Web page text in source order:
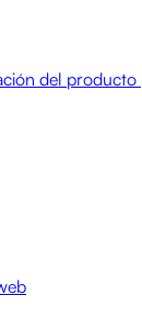
del producto